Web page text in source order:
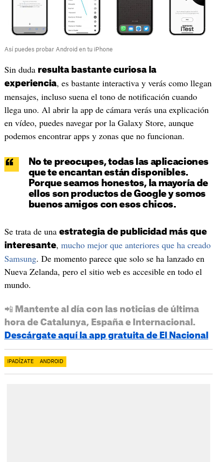
Así puedes probar Android en tu iPhone
Sin duda resulta bastante curiosa la
experiencia, es bastante interactiva y verás como llegan
mensajes, incluso suena el tono de notificación cuando
llega uno. Al abrir la app de cámara verás una explicación
en vídeo, puedes navegar por la Galaxy Store, aunque
podemos encontrar apps y zonas que no funcionan.
No te preocupes, todas las aplicaciones
que te encantan están disponibles.
Porque seamos honestos, la mayoría de
ellos son productos de Google y somos
buenos amigos con esos chicos.
Se trata de una estrategia de publicidad más que
interesante, mucho mejor que anteriores que ha creado
Samsung. De momento parece que solo se ha lanzado en
Nueva Zelanda, pero el sitio web es accesible en todo el
mundo.
📲 Mantente al día con las noticias de última
hora de Catalunya, España e Internacional.
Descárgate aquí la app gratuita de El Nacional
IPADÍZATE ANDROID